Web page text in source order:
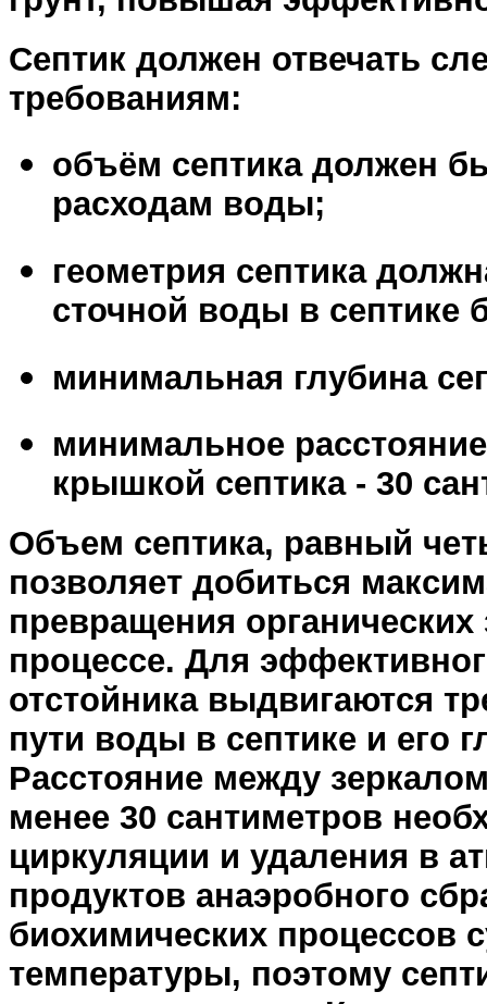
Септик должен отвечать
требованиям:
объём септика должен
расходам воды;
геометрия септика
сточной воды в септике
минимальная глубина
минимальное
крышкой септика - 30
Объем септика, равный
позволяет добиться
превращения
процессе. Для
отстойника выдвигаются
пути воды в септике и его
Расстояние между
менее 30 сантиметров
циркуляции и удаления в
продуктов анаэробного
биохимических процессов
температуры, поэтому